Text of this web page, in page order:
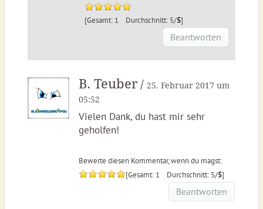
[Gesamt: 1 Durchschnitt: 5/5]
Beantworten
B. Teuber/ 25. Februar 2017 um
05:52
Vielen Dank, du hast mir sehr
geholfen!
Bewerte diesen Kommentar, wenn du magst:
[Gesamt: 1 Durchschnitt: 5/5]
Beantworten